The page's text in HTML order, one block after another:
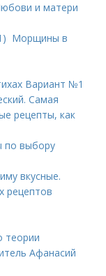
и матери
1) Морщины в
Вариант №1
Самая
рецепты, как
по выбору
вкусные.
рецептов
теории
Афанасий